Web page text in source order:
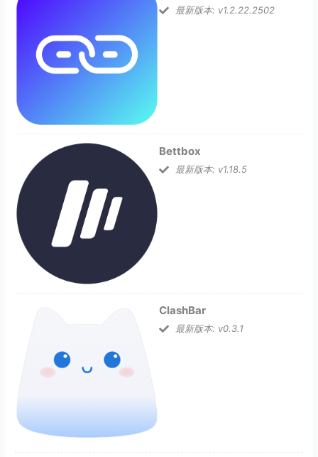
最新版本: v1.2.22.2502
Bettbox
最新版本: v1.18.5
ClashBar
最新版本: v0.3.1